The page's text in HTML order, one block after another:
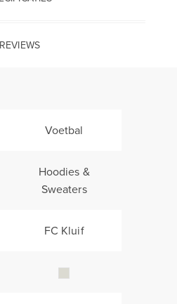
REVIEWS
Voetbal
Hoodies &
Sweaters
FC Kluif